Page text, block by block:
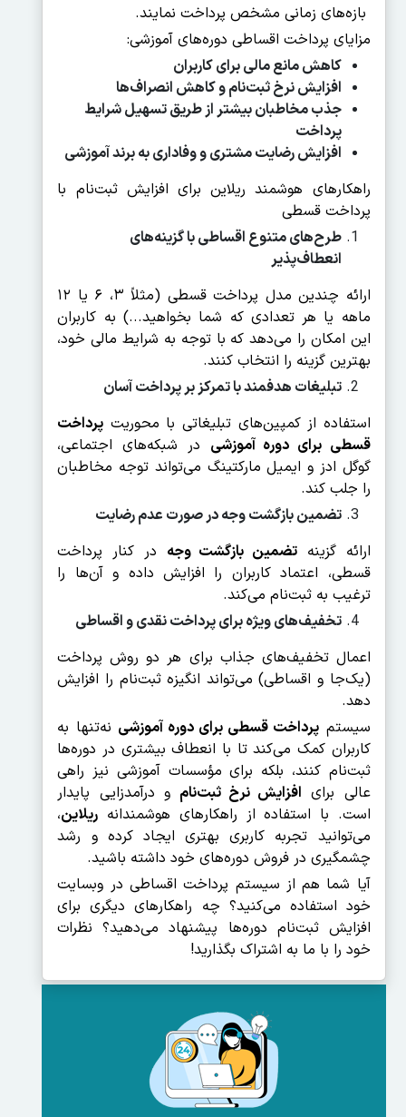
بازه‌های زمانی مشخص پرداخت نمایند.
مزایای پرداخت اقساطی دوره‌های آموزشی:
کاهش مانع مالی برای کاربران
افزایش نرخ ثبت‌نام و کاهش انصراف‌ها
جذب مخاطبان بیشتر از طریق تسهیل شرایط
پرداخت
افزایش رضایت مشتری و وفاداری به برند آموزشی
راهکارهای هوشمند ریلاین برای افزایش ثبت‌نام با
پرداخت قسطی
طرح‌های متنوع اقساطی با گزینه‌های
انعطاف‌پذیر
ارائه چندین مدل پرداخت قسطی (مثلاً ۳، ۶ یا ۱۲
ماهه یا هر تعدادی که شما بخواهید...) به کاربران
این امکان را می‌دهد که با توجه به شرایط مالی خود،
بهترین گزینه را انتخاب کنند.
تبلیغات هدفمند با تمرکز بر پرداخت آسان
استفاده از کمپین‌های تبلیغاتی با محوریت پرداخت
قسطی برای دوره آموزشی در شبکه‌های اجتماعی،
گوگل ادز و ایمیل مارکتینگ می‌تواند توجه مخاطبان
را جلب کند.
تضمین بازگشت وجه در صورت عدم رضایت
ارائه گزینه تضمین بازگشت وجه در کنار پرداخت
قسطی، اعتماد کاربران را افزایش داده و آن‌ها را
ترغیب به ثبت‌نام می‌کند.
تخفیف‌های ویژه برای پرداخت نقدی و اقساطی
اعمال تخفیف‌های جذاب برای هر دو روش پرداخت
(یک‌جا و اقساطی) می‌تواند انگیزه ثبت‌نام را افزایش
دهد.
سیستم پرداخت قسطی برای دوره آموزشی نه‌تنها به
کاربران کمک می‌کند تا با انعطاف بیشتری در دوره‌ها
ثبت‌نام کنند، بلکه برای مؤسسات آموزشی نیز راهی
عالی برای افزایش نرخ ثبت‌نام و درآمدزایی پایدار
است. با استفاده از راهکارهای هوشمندانه ریلاین،
می‌توانید تجربه کاربری بهتری ایجاد کرده و رشد
چشمگیری در فروش دوره‌های خود داشته باشید.
آیا شما هم از سیستم پرداخت اقساطی در وبسایت
خود استفاده می‌کنید؟ چه راهکارهای دیگری برای
افزایش ثبت‌نام دوره‌ها پیشنهاد می‌دهید؟ نظرات
خود را با ما به اشتراک بگذارید!